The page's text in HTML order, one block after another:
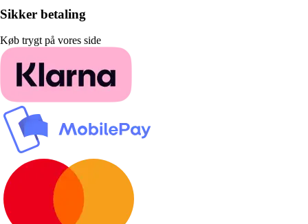
Sikker betaling
Køb trygt på vores side